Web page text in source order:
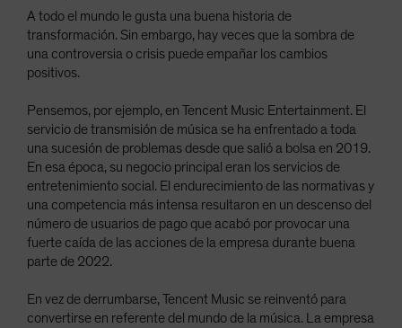
A todo el mundo le gusta una buena historia de
transformación. Sin embargo, hay veces que la sombra de
una controversia o crisis puede empañar los cambios
positivos.
Pensemos, por ejemplo, en Tencent Music Entertainment. El
servicio de transmisión de música se ha enfrentado a toda
una sucesión de problemas desde que salió a bolsa en 2019.
En esa época, su negocio principal eran los servicios de
entretenimiento social. El endurecimiento de las normativas y
una competencia más intensa resultaron en un descenso del
número de usuarios de pago que acabó por provocar una
fuerte caída de las acciones de la empresa durante buena
parte de 2022.
En vez de derrumbarse, Tencent Music se reinventó para
convertirse en referente del mundo de la música. La empresa